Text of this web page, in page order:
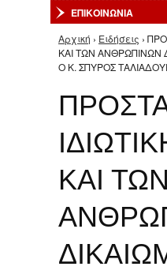
ΕΠΙΚΟΙΝΩΝΙΑ
Είστε εδώ
Αρχική › Ειδήσεις ›
ΚΑΙ ΤΩΝ
Ο Κ. ΣΠΥΡΟΣ
ΚΑΙ ΤΩΝ